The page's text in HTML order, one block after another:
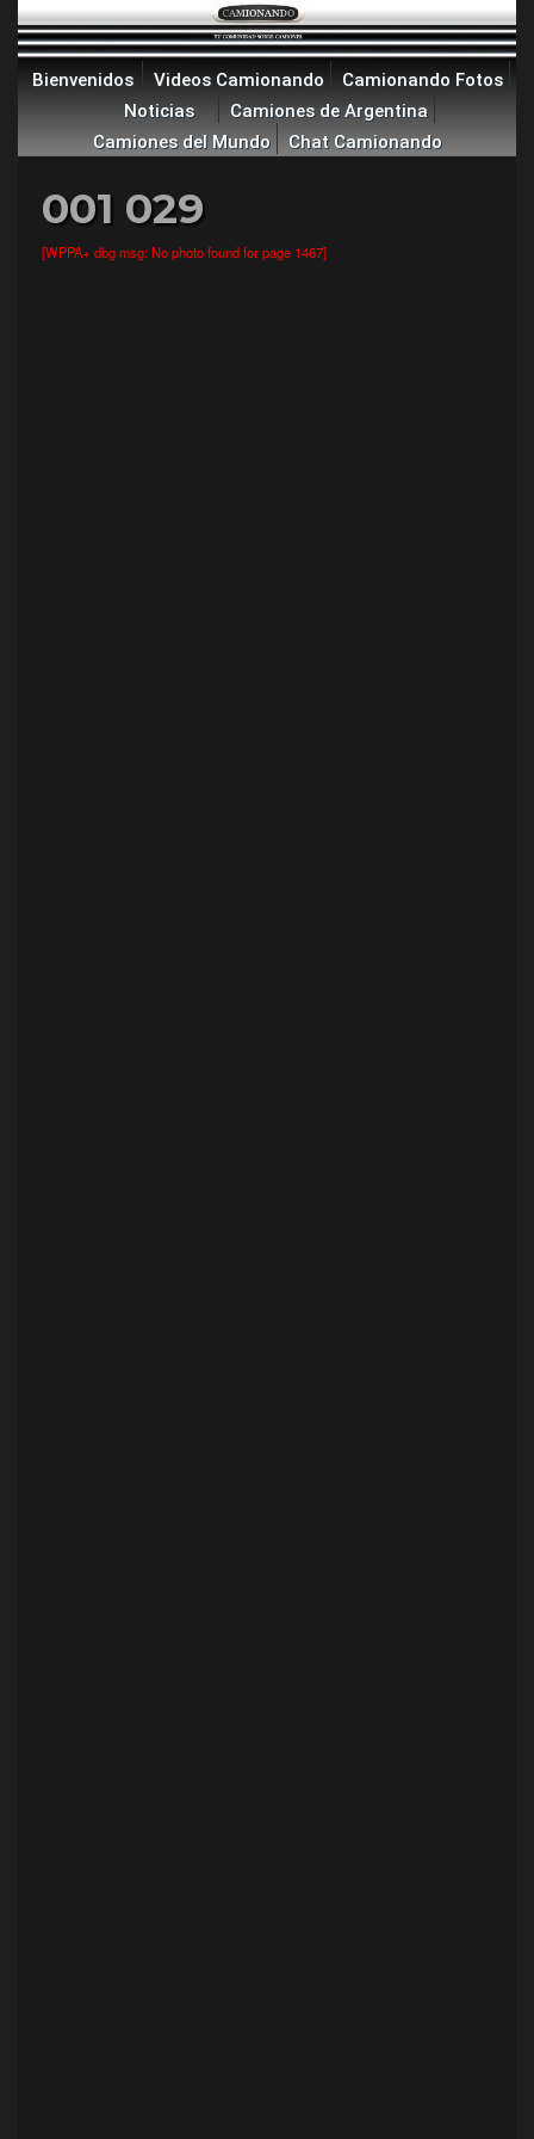
Bienvenidos Videos Camionando
Camionando Fotos
Noticias
Camiones de Argentina
Camiones del Mundo
Chat Camionando
001 029
[WPPA+ dbg msg: No photo found for page 1467]